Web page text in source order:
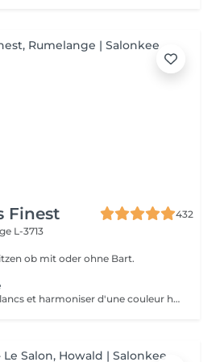
Finest
432
L-3713
ob mit oder ohne Bart.
Camouflage des poils blancs et harmoniser d'une couleur hétérogène